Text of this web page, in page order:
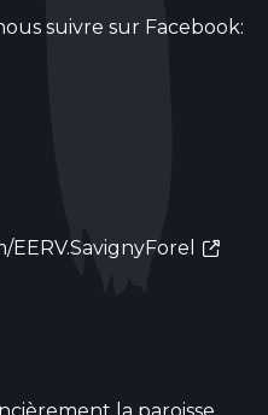
suivre sur Facebook:
la paroisse